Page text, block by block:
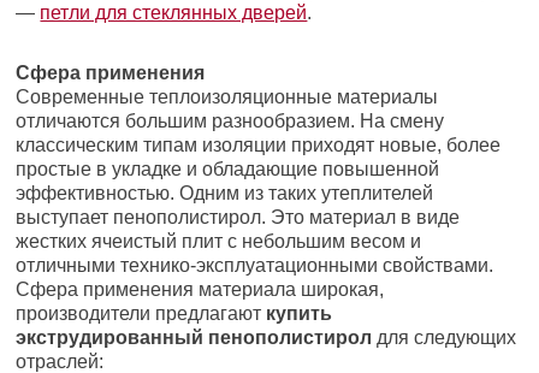
— петли для стеклянных дверей.
Сфера применения
Современные теплоизоляционные материалы
отличаются большим разнообразием. На смену
классическим типам изоляции приходят новые, более
простые в укладке и обладающие повышенной
эффективностью. Одним из таких утеплителей
выступает пенополистирол. Это материал в виде
жестких ячеистый плит с небольшим весом и
отличными технико-эксплуатационными свойствами.
Сфера применения материала широкая,
производители предлагают купить
экструдированный пенополистирол для следующих
отраслей: